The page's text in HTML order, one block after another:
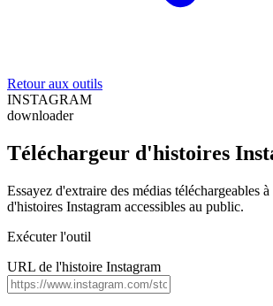
Retour aux outils
INSTAGRAM
downloader
Téléchargeur d'histoires
Essayez d'extraire des médias téléchargeables
d'histoires Instagram accessibles au public.
Exécuter l'outil
URL de l'histoire Instagram